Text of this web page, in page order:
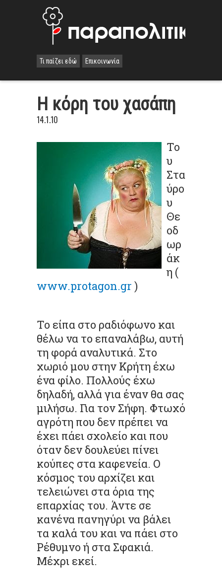
Τι παίζει εδώ Επικοινωνία
Η κόρη του χασάπη
14.1.10
To
υ
Στα
ύρο
υ
Θε
οδ
ωρ
άκ
η (
www.protagon.gr )
Το είπα στο ραδιόφωνο και
θέλω να το επαναλάβω, αυτή
τη φορά αναλυτικά. Στο
χωριό μου στην Κρήτη έχω
ένα φίλο. Πολλούς έχω
δηλαδή, αλλά για έναν θα σας
μιλήσω. Για τον Σήφη. Φτωχό
αγρότη που δεν πρέπει να
έχει πάει σχολείο και που
όταν δεν δουλεύει πίνει
κούπες στα καφενεία. Ο
κόσμος του αρχίζει και
τελειώνει στα όρια της
επαρχίας του. Άντε σε
κανένα πανηγύρι να βάλει
τα καλά του και να πάει στο
Ρέθυμνο ή στα Σφακιά.
Μέχρι εκεί.